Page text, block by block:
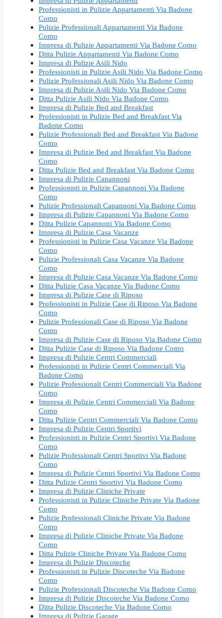
Professionisti in Pulizie Appartamenti Via Badone
Como
Pulizie Professionali Appartamenti Via Badone
Como
Impresa di Pulizie Appartamenti Via Badone Como
Ditta Pulizie Appartamenti Via Badone Como
Impresa di Pulizie Asili Nido
Professionisti in Pulizie Asili Nido Via Badone Como
Pulizie Professionali Asili Nido Via Badone Como
Impresa di Pulizie Asili Nido Via Badone Como
Ditta Pulizie Asili Nido Via Badone Como
Impresa di Pulizie Bed and Breakfast
Professionisti in Pulizie Bed and Breakfast Via
Badone Como
Pulizie Professionali Bed and Breakfast Via Badone
Como
Impresa di Pulizie Bed and Breakfast Via Badone
Como
Ditta Pulizie Bed and Breakfast Via Badone Como
Impresa di Pulizie Capannoni
Professionisti in Pulizie Capannoni Via Badone
Como
Pulizie Professionali Capannoni Via Badone Como
Impresa di Pulizie Capannoni Via Badone Como
Ditta Pulizie Capannoni Via Badone Como
Impresa di Pulizie Casa Vacanze
Professionisti in Pulizie Casa Vacanze Via Badone
Como
Pulizie Professionali Casa Vacanze Via Badone
Como
Impresa di Pulizie Casa Vacanze Via Badone Como
Ditta Pulizie Casa Vacanze Via Badone Como
Impresa di Pulizie Case di Riposo
Professionisti in Pulizie Case di Riposo Via Badone
Como
Pulizie Professionali Case di Riposo Via Badone
Como
Impresa di Pulizie Case di Riposo Via Badone Como
Ditta Pulizie Case di Riposo Via Badone Como
Impresa di Pulizie Centri Commerciali
Professionisti in Pulizie Centri Commerciali Via
Badone Como
Pulizie Professionali Centri Commerciali Via Badone
Como
Impresa di Pulizie Centri Commerciali Via Badone
Como
Ditta Pulizie Centri Commerciali Via Badone Como
Impresa di Pulizie Centri Sportivi
Professionisti in Pulizie Centri Sportivi Via Badone
Como
Pulizie Professionali Centri Sportivi Via Badone
Como
Impresa di Pulizie Centri Sportivi Via Badone Como
Ditta Pulizie Centri Sportivi Via Badone Como
Impresa di Pulizie Cliniche Private
Professionisti in Pulizie Cliniche Private Via Badone
Como
Pulizie Professionali Cliniche Private Via Badone
Como
Impresa di Pulizie Cliniche Private Via Badone
Como
Ditta Pulizie Cliniche Private Via Badone Como
Impresa di Pulizie Discoteche
Professionisti in Pulizie Discoteche Via Badone
Como
Pulizie Professionali Discoteche Via Badone Como
Impresa di Pulizie Discoteche Via Badone Como
Ditta Pulizie Discoteche Via Badone Como
Impresa di Pulizie Garage